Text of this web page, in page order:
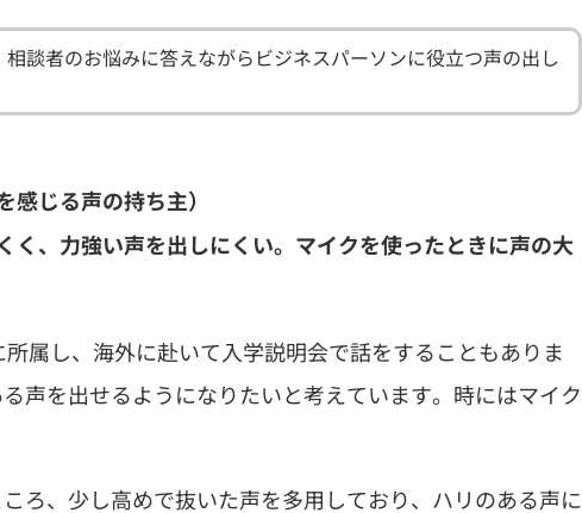
談者のお悩みに答えながらビジネスパーソンに役立つ声の出し
じる声の持ち主）
く、力強い声を出しにくい。マイクを使ったときに声の大
属し、海外に赴いて入学説明会で話をすることもありま
声を出せるようになりたいと考えています。時にはマイク
ろ、少し高めで抜いた声を多用しており、ハリのある声に